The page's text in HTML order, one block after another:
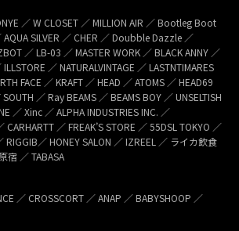
／ W CLOSET ／ MILLION AIR ／ Bootleg Boot
SILVER ／ CHER ／ Doubble Dazzle ／
／ LB-03 ／ MASTER WORK ／ BLACK ANNY ／
／ NATURALVINTAGE ／ LASTNTIMARES
FACE ／ KRAFT ／ HEAD ／ ATOMS ／ HEAD69
／ Ray BEAMS ／ BEAMS BOY ／ UNSELTISH
／ Xinc ／ ALPHA INDUSTRIES INC. ／
CARHARTT ／ FREAK’S STORE ／ 55DSL TOKYO ／
RIGGIB／ HONEY SALON ／ IZREEL ／ ライカ飲食
宿 ／ TABASA
／ CROSSCORT ／ ANAP ／ BABYSHOOP ／